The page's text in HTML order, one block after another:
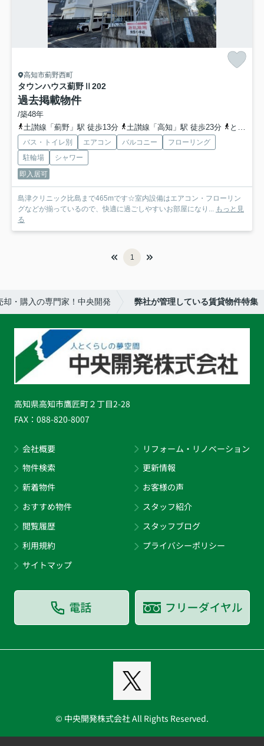
高知市薊野西町
タウンハウス薊野Ⅱ 202
過去掲載物件
/築48年
土讃線「薊野」駅 徒歩13分
土讃線「高知」駅 徒歩23分 とさでん交通桟橋線「高知駅前」駅 徒歩26分
バス・トイレ別 エアコン バルコニー
フローリング
駐輪場
シャワー
即入居可
島津クリニック比島まで465mです☆室内設備はエアコン・フローリン
グなどが揃っているので、快適に過ごしやすいお部屋になり...
もっと見
る
1
却・購入の専門家！中央開発 弊社が管理している賃貸物件特集
高知県高知市鷹匠町２丁目2-28
FAX： 088-820-8007
会社概要
物件検索
新着物件
おすすめ物件
閲覧履歴
利用規約
サイトマップ
リフォーム・リノベーション
更新情報
お客様の声
スタッフ紹介
スタッフブログ
プライバシーポリシー
© 中央開発株式会社 All Rights Reserved.